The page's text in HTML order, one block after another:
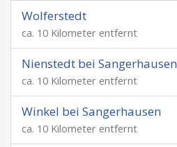
Wolferstedt
ca. 10 Kilometer entfernt
Nienstedt bei Sangerhausen
ca. 10 Kilometer entfernt
Winkel bei Sangerhausen
ca. 10 Kilometer entfernt